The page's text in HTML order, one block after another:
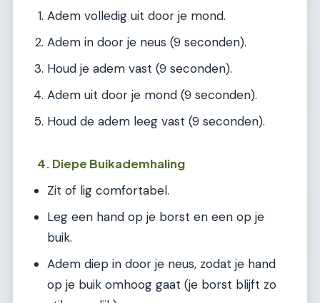
Adem volledig uit door je mond.
Adem in door je neus (9 seconden).
Houd je adem vast (9 seconden).
Adem uit door je mond (9 seconden).
Houd de adem leeg vast (9 seconden).
4. Diepe Buikademhaling
Zit of lig comfortabel.
Leg een hand op je borst en een op je
buik.
Adem diep in door je neus, zodat je hand
op je buik omhoog gaat (je borst blijft zo